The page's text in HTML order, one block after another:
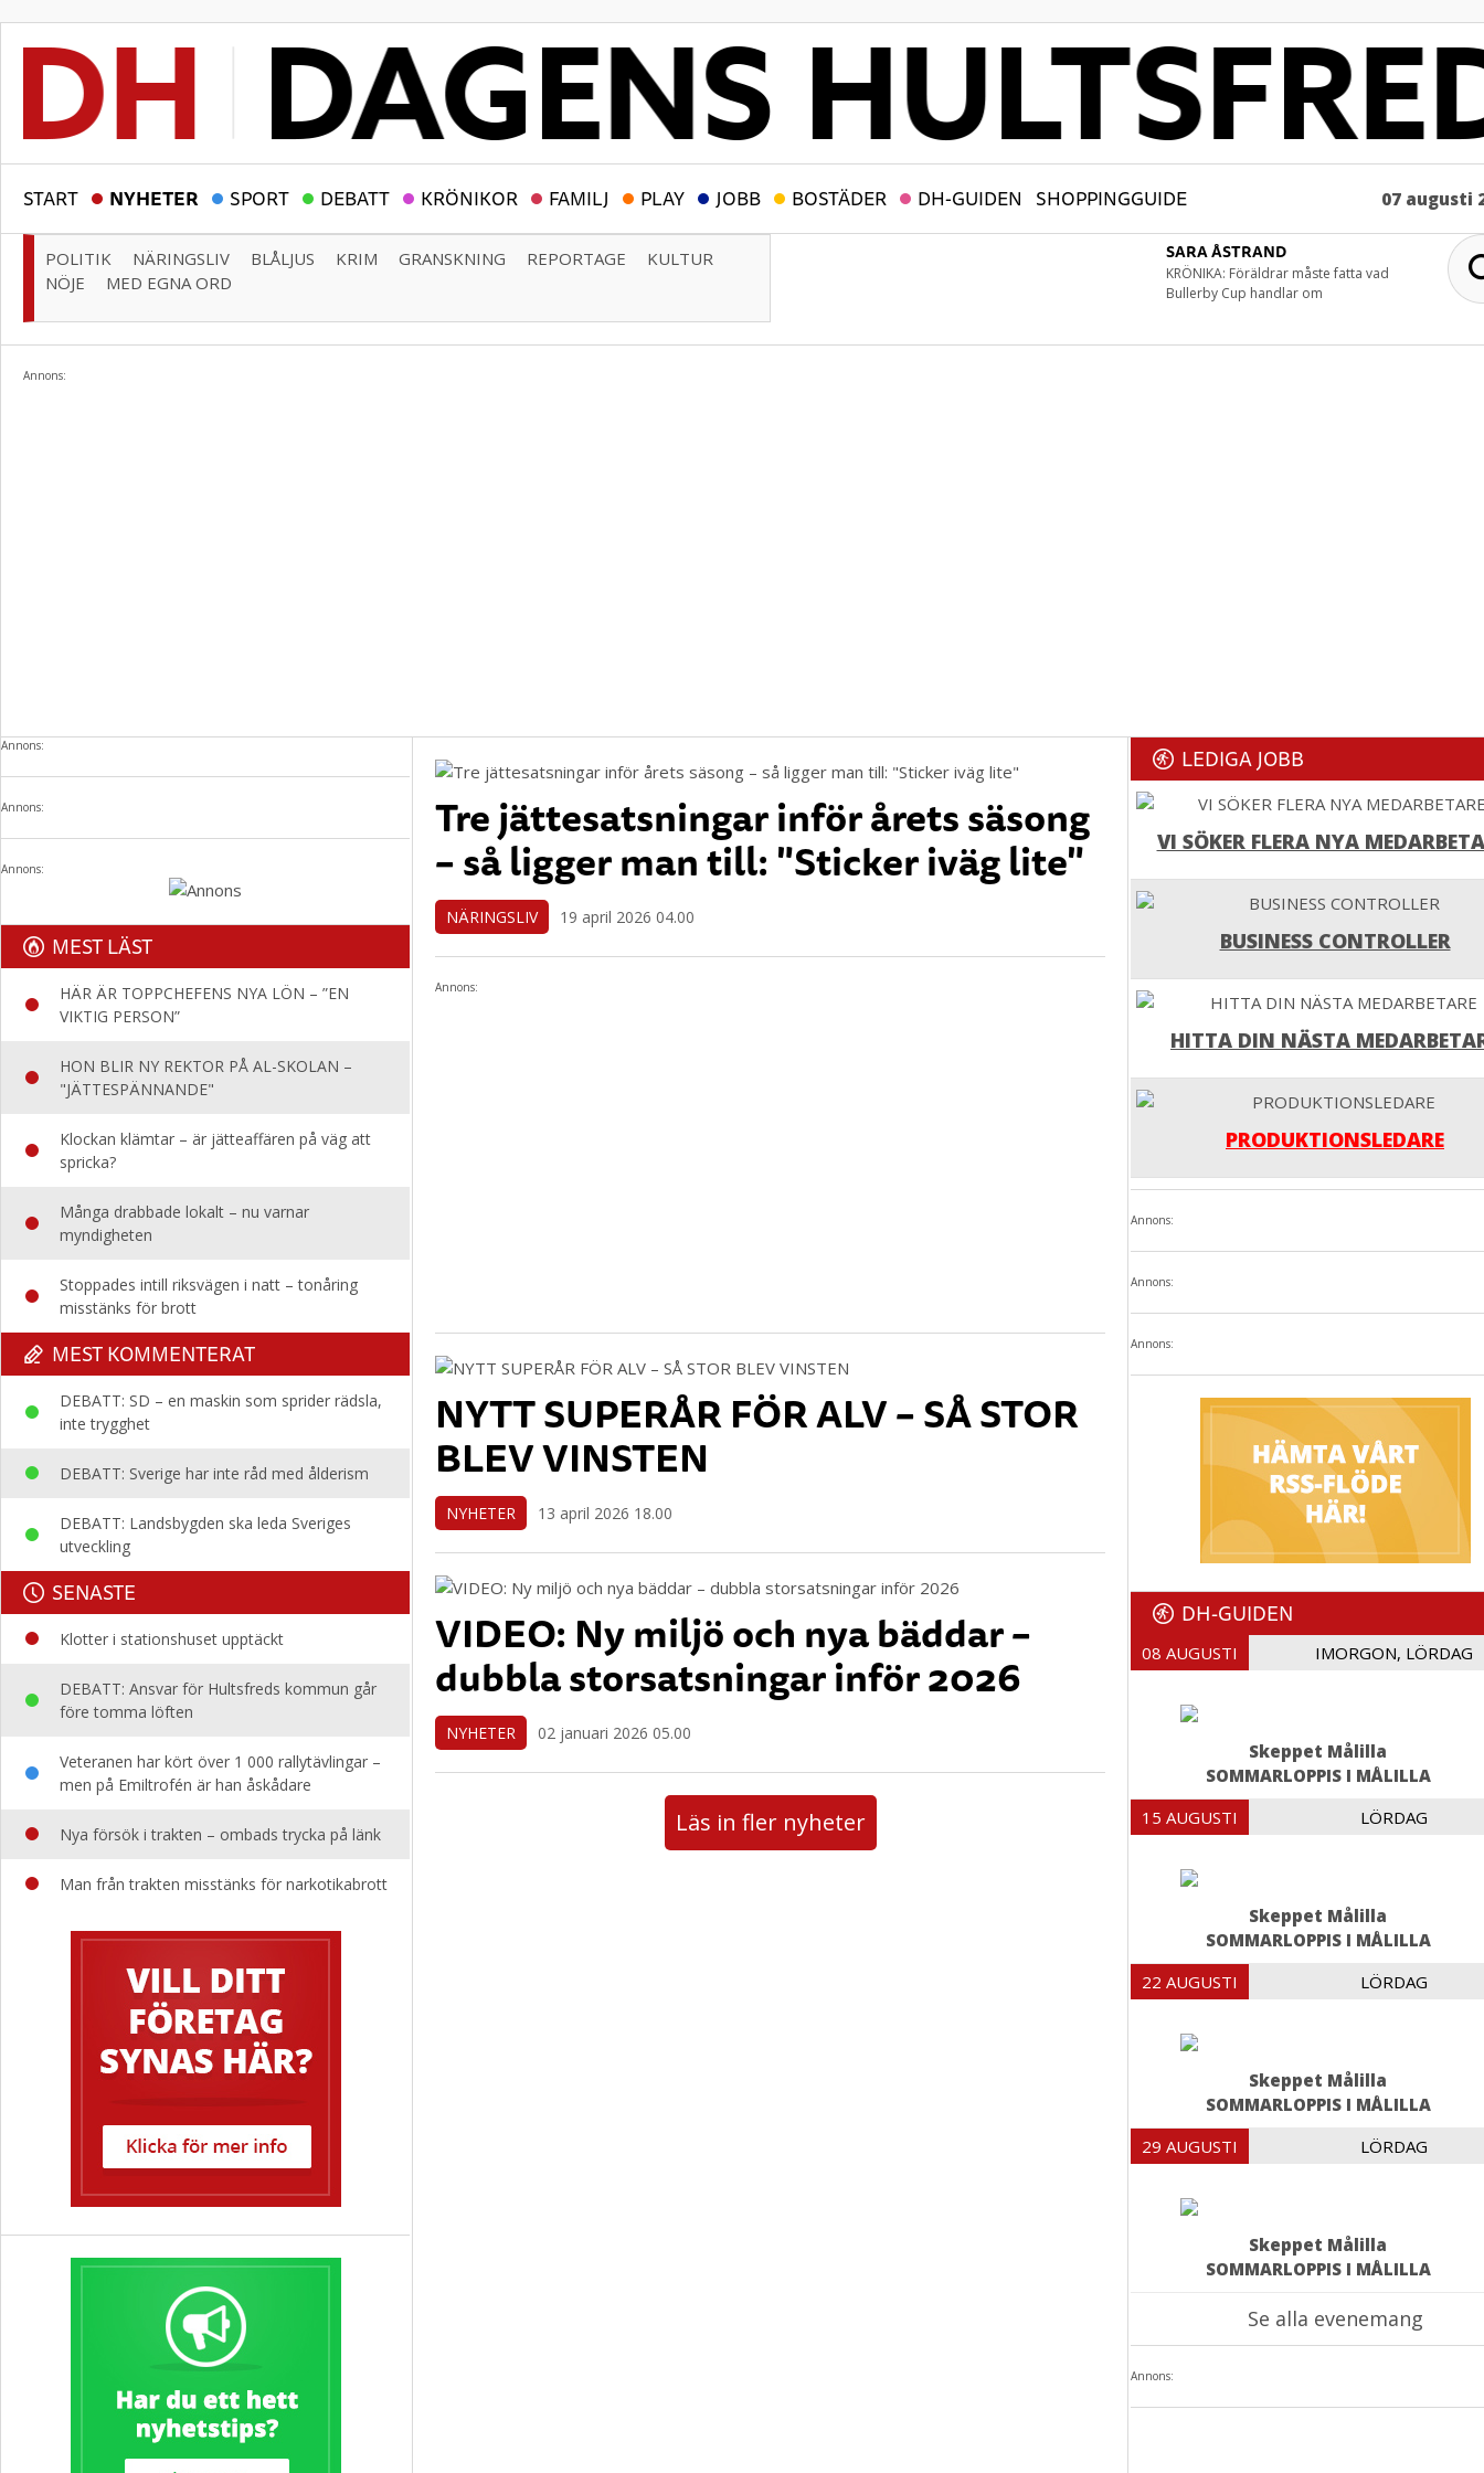
START NYHETER SPORT DEBATT KRÖNIKOR FAMILJ PLAY JOBB BOSTÄDER DH-GUIDEN SHOPPINGGUIDE 07 augusti
POLITIK NÄRINGSLIV BLÅLJUS KRIM GRANSKNING REPORTAGE
KULTUR
NÖJE
MED EGNA ORD
SARA ÅSTRAND
KRÖNIKA: Föräldrar måste fatta vad
Bullerby Cup handlar om
Annons:
Annons:
Annons:
Annons:
MEST LÄST
HÄR ÄR TOPPCHEFENS NYA LÖN – ”EN
VIKTIG PERSON”
HON BLIR NY REKTOR PÅ AL-SKOLAN –
"JÄTTESPÄNNANDE"
Klockan klämtar – är jätteaffären på väg att
spricka?
Många drabbade lokalt – nu varnar
myndigheten
Stoppades intill riksvägen i natt – tonåring
misstänks för brott
MEST KOMMENTERAT
DEBATT: SD – en maskin som sprider rädsla,
inte trygghet
DEBATT: Sverige har inte råd med ålderism
DEBATT: Landsbygden ska leda Sveriges
utveckling
SENASTE
Klotter i stationshuset upptäckt
DEBATT: Ansvar för Hultsfreds kommun går
före tomma löften
Veteranen har kört över 1 000 rallytävlingar –
men på Emiltrofén är han åskådare
Nya försök i trakten – ombads trycka på länk
Man från trakten misstänks för narkotikabrott
Tre jättesatsningar inför årets säsong
– så ligger man till: "Sticker iväg lite"
NÄRINGSLIV 19 april 2026 04.00
Annons:
NYTT SUPERÅR FÖR ALV – SÅ STOR
BLEV VINSTEN
NYHETER 13 april 2026 18.00
VIDEO: Ny miljö och nya bäddar –
dubbla storsatsningar inför 2026
NYHETER 02 januari 2026 05.00
Läs in fler nyheter
LEDIGA JOBB
VI SÖKER FLERA NYA
BUSINESS CONTROLLER
HITTA DIN NÄSTA
PRODUKTIONSLEDARE
Annons:
Annons:
Annons:
DH-GUIDEN
08 AUGUSTI IMORGON, LÖRDAG
Skeppet Målilla
SOMMARLOPPIS I MÅLILLA
15 AUGUSTI LÖRDAG
Skeppet Målilla
SOMMARLOPPIS I MÅLILLA
22 AUGUSTI LÖRDAG
Skeppet Målilla
SOMMARLOPPIS I MÅLILLA
29 AUGUSTI LÖRDAG
Skeppet Målilla
SOMMARLOPPIS I MÅLILLA
Se alla evenemang
Annons: